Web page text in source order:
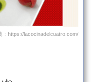
：https://lacocinadelcuatro.com/